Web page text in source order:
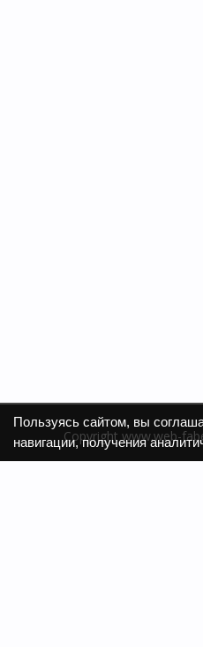
Copyright www.web-
Пользуясь сайтом, вы
навигации, получения